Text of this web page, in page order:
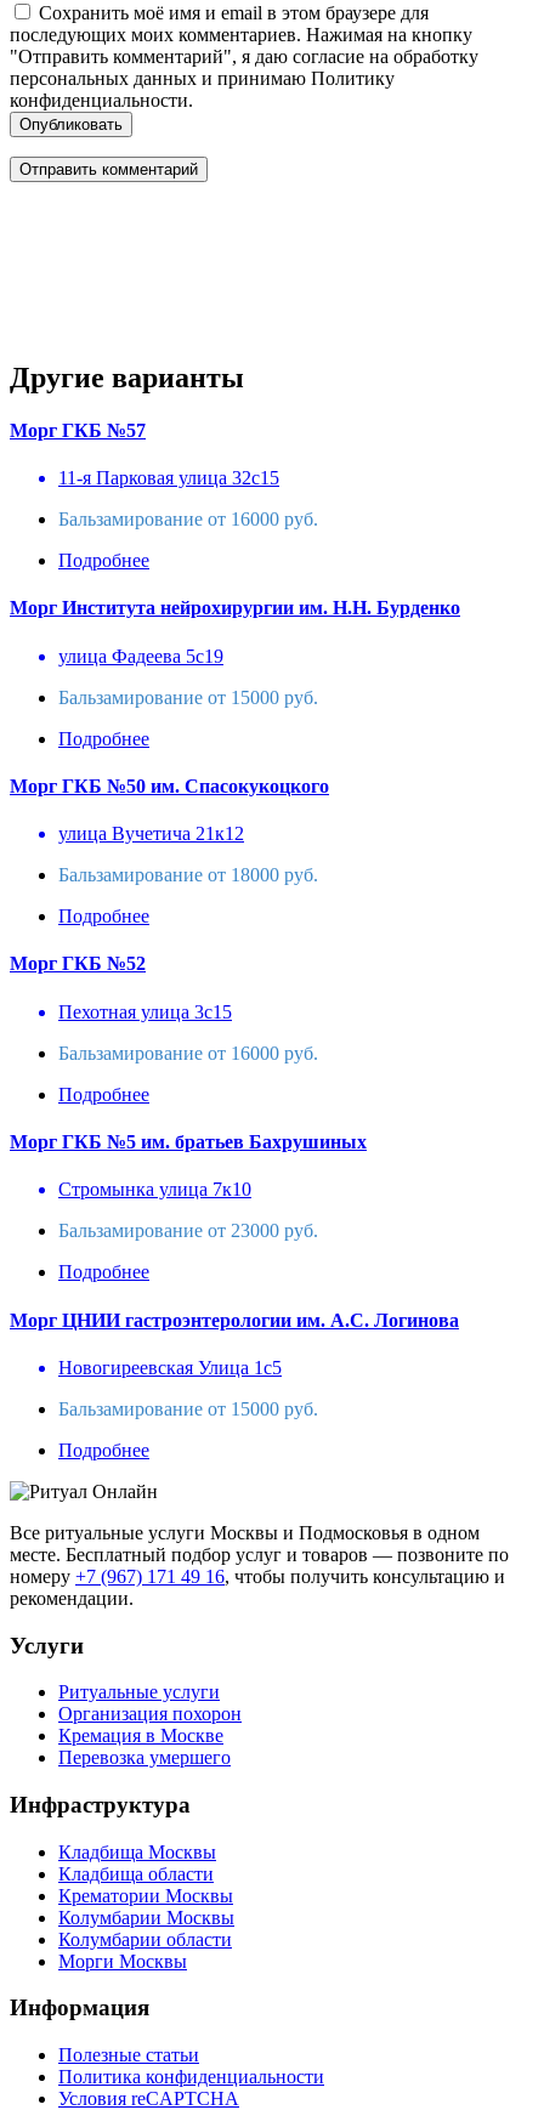
Сохранить моё имя и email в этом браузере для
последующих моих комментариев. Нажимая на кнопку
"Отправить комментарий", я даю согласие на обработку
персональных данных и принимаю Политику
конфиденциальности.
Опубликовать
Другие варианты
Морг ГКБ №57
11-я Парковая улица 32с15
Бальзамирование от 16000 руб.
Подробнее
Морг Института нейрохирургии им. Н.Н. Бурденко
улица Фадеева 5с19
Бальзамирование от 15000 руб.
Подробнее
Морг ГКБ №50 им. Спасокукоцкого
улица Вучетича 21к12
Бальзамирование от 18000 руб.
Подробнее
Морг ГКБ №52
Пехотная улица 3с15
Бальзамирование от 16000 руб.
Подробнее
Морг ГКБ №5 им. братьев Бахрушиных
Стромынка улица 7к10
Бальзамирование от 23000 руб.
Подробнее
Морг ЦНИИ гастроэнтерологии им. А.С. Логинова
Новогиреевская Улица 1с5
Бальзамирование от 15000 руб.
Подробнее
Все ритуальные услуги Москвы и Подмосковья в одном
месте. Бесплатный подбор услуг и товаров — позвоните по
номеру +7 (967) 171 49 16, чтобы получить консультацию и
рекомендации.
Услуги
Ритуальные услуги
Организация похорон
Кремация в Москве
Перевозка умершего
Инфраструктура
Кладбища Москвы
Кладбища области
Крематории Москвы
Колумбарии Москвы
Колумбарии области
Морги Москвы
Информация
Полезные статьи
Политика конфиденциальности
Условия reCAPTCHA